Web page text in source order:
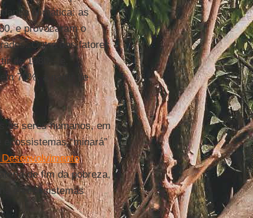
climática: as
e provocaram o
Outro dos fatores
de 1980 – e,
70%, a partir de
os seres humanos, em
“minará”
de fim da pobreza,
e ecossistemas